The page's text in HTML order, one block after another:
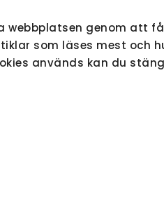
webbplatsen genom att
som läses mest och
används kan du
för avfallshämtning i
för att skapa en